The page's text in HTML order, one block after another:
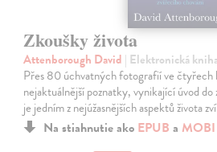
Zkoušky života
Attenborough David | Elektronická kniha
Přes 80 úchvatných fotografií ve čtyřech
nejaktuálnější poznatky, vynikající úvod
je jedním z nejúžasnějších aspektů života
Na stiahnutie ako EPUB a MOBI